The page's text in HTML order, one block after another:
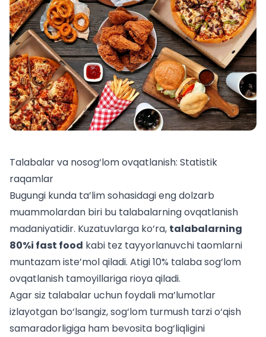
Talabalar va nosog‘lom ovqatlanish: Statistik
raqamlar
Bugungi kunda ta’lim sohasidagi eng dolzarb
muammolardan biri bu talabalarning ovqatlanish
madaniyatidir. Kuzatuvlarga ko‘ra, talabalarning
80%i fast food kabi tez tayyorlanuvchi taomlarni
muntazam iste’mol qiladi. Atigi 10% talaba sog‘lom
ovqatlanish tamoyillariga rioya qiladi.
Agar siz talabalar uchun foydali ma’lumotlar
izlayotgan bo‘lsangiz, sog‘lom turmush tarzi o‘qish
samaradorligiga ham bevosita bog‘liqligini